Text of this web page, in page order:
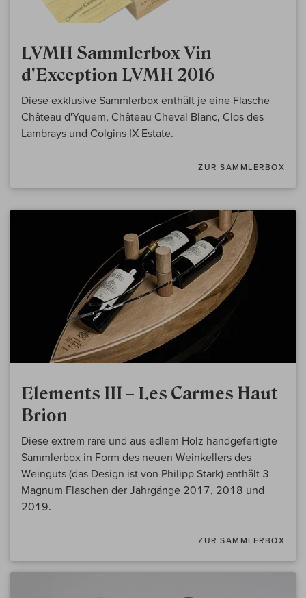
LVMH Sammlerbox Vin
d'Exception LVMH 2016
Diese exklusive Sammlerbox enthält je eine Flasche
Château d'Yquem, Château Cheval Blanc, Clos des
Lambrays und Colgins IX Estate.
ZUR SAMMLERBOX
Elements III – Les Carmes Haut
Brion
Diese extrem rare und aus edlem Holz handgefertigte
Sammlerbox in Form des neuen Weinkellers des
Weinguts (das Design ist von Philipp Stark) enthält 3
Magnum Flaschen der Jahrgänge 2017, 2018 und
2019.
ZUR SAMMLERBOX